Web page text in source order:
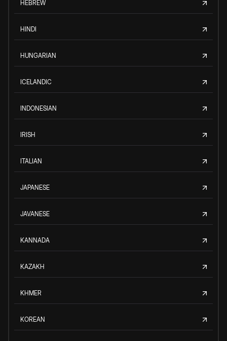
HEBREW
HINDI
HUNGARIAN
ICELANDIC
INDONESIAN
IRISH
ITALIAN
JAPANESE
JAVANESE
KANNADA
KAZAKH
KHMER
KOREAN